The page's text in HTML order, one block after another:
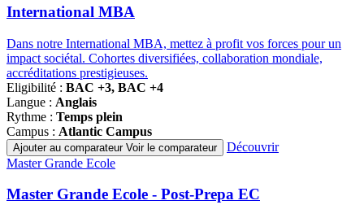
programmes
International MBA
Dans notre International MBA, mettez à profit vos forces pour un
impact sociétal. Cohortes diversifiées, collaboration mondiale,
accréditations prestigieuses.
Eligibilité : BAC +3, BAC +4
Langue : Anglais
Rythme : Temps plein
Campus : Atlantic Campus
Ajouter au comparateur Voir le comparateur
Découvrir
Famille
programmes
Master Grande Ecole
Master Grande Ecole - Post-Prepa EC